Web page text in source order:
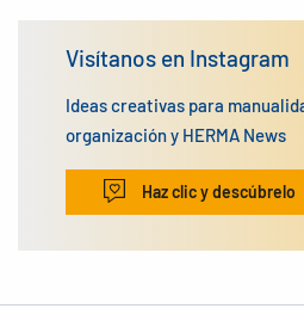
Visítanos en Instagram
Ideas creativas para
organización y HERMA News
Haz clic y descúbrelo